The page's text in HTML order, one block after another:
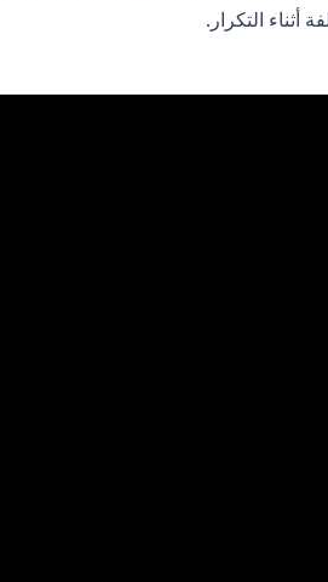
أثناء التكرار.